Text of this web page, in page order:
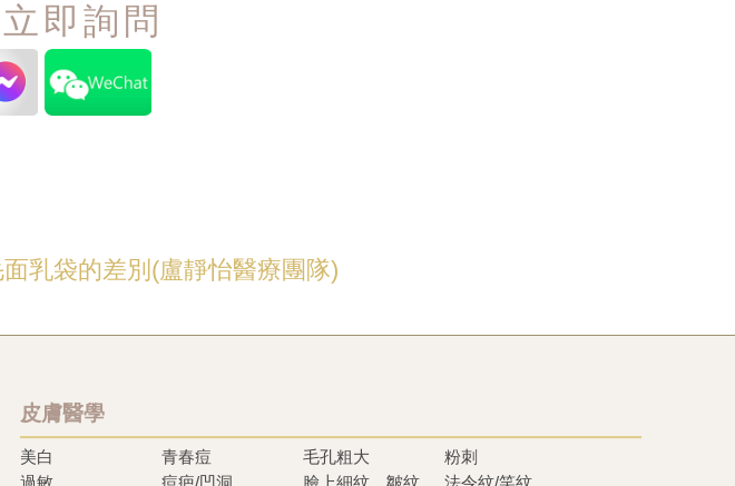
即詢問
乳袋的差別(盧靜怡醫療團隊)
皮膚醫學
美白 青春痘 毛孔粗大
粉刺
過敏
痘疤/凹洞 臉上細紋、皺紋 法令紋/笑紋